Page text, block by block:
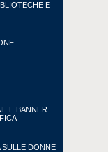
E
E BANNER
SULLE DONNE